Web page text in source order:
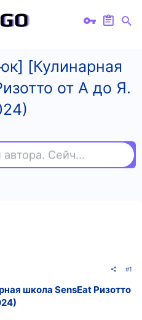
[Кулинарная
от А до Я.
Найдите курс или автора. Сейчас ищут
#1
школа SensЕat Ризотто